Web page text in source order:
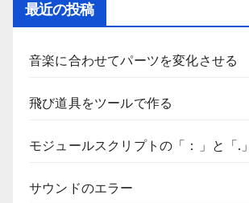
最近の投稿
音楽に合わせてパーツを変化させる
飛び道具をツールで作る
モジュールスクリプトの「：」と「.」
サウンドのエラー